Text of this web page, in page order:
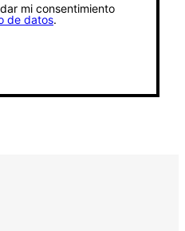
mi consentimiento
de datos.